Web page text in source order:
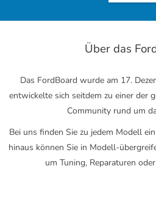
Über das
Das FordBoard wurde am 17.
entwickelte sich seitdem zu einer der
Community rund um
Bei uns finden Sie zu jedem Modell
hinaus können Sie in Modell-
um Tuning, Reparaturen